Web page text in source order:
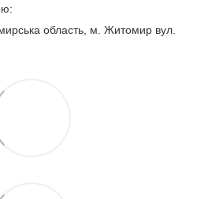
область, м. Житомир вул.